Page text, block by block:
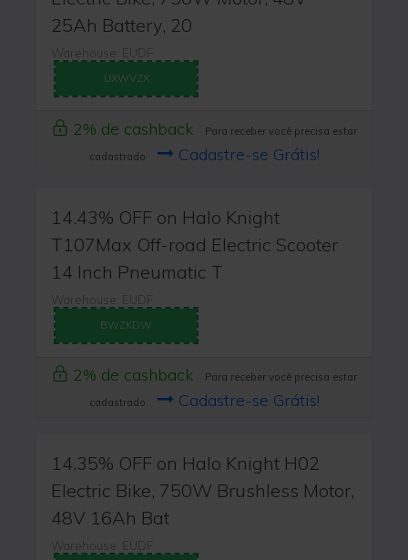
25Ah Battery, 20
Warehouse: EUDF
UXWVZX
2% de cashback
Para receber você precisa estar
cadastrado
Cadastre-se Grátis!
14.43% OFF on Halo Knight
T107Max Off-road Electric Scooter
14 Inch Pneumatic T
Warehouse: EUDF
BWZKDW
2% de cashback
Para receber você precisa estar
cadastrado
Cadastre-se Grátis!
14.35% OFF on Halo Knight H02
Electric Bike, 750W Brushless Motor,
48V 16Ah Bat
Warehouse: EUDF